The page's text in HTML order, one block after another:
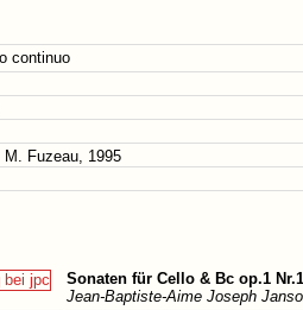
continuo
Fuzeau, 1995
Sonaten für Cello & Bc op.1
Jean-Baptiste-Aime Joseph